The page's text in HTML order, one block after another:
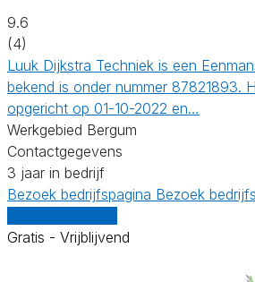
9.6
(4)
Luuk Dijkstra Techniek is een
bekend is onder nummer 87821893.
opgericht op 01-10-2022 en…
Werkgebied Bergum
Contactgegevens
3 jaar in bedrijf
Bezoek bedrijfspagina Bezoek
Gratis - Vrijblijvend